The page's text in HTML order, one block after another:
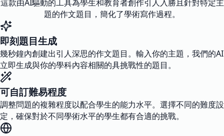
這款由AI驅動的工具為學生和教育者創作引人入勝且針對特定主
題的作文題目，簡化了學術寫作過程。
即刻題目生成
幾秒鐘內創建出引人深思的作文題目。輸入你的主題，我們的AI
立即生成與你的學科內容相關的具挑戰性的題目。
可自訂難易程度
調整問題的複雜程度以配合學生的能力水平。選擇不同的難度設
定，確保對於不同學術水平的學生都有合適的挑戰。